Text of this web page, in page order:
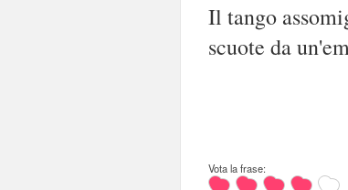
Il tango
scuote da
Vota la frase: